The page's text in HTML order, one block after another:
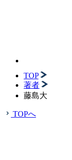
TOP
著者
藤島大
TOPへ